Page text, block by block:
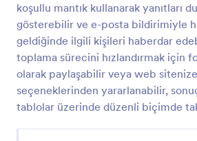
koşullu mantık kullanarak yanıtları
gösterebilir ve e-posta bildirimiyle
geldiğinde ilgili kişileri haberdar
toplama sürecini hızlandırmak için
olarak paylaşabilir veya web
seçeneklerinden yararlanabilir,
tablolar üzerinde düzenli biçimde
Envanter Yönetim Formu
Envanter yönetim formu, bir